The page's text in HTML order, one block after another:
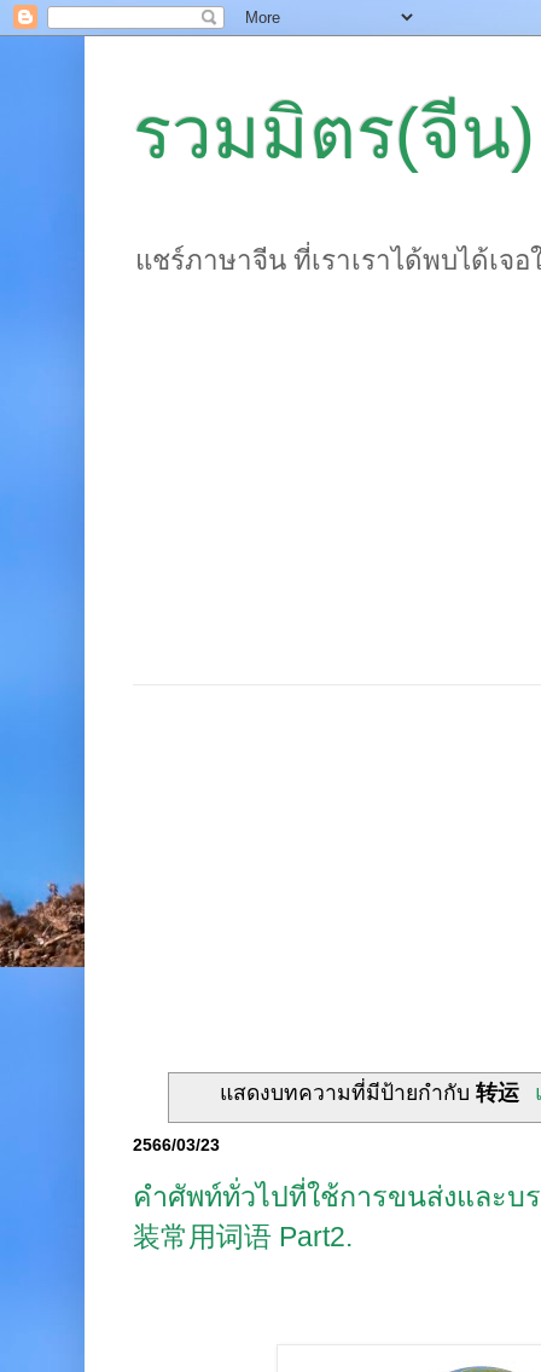
รวมมิตร(จีน)
แชร์ภาษาจีน ที่เราเราได้พบได้เจ
แสดงบทความที่มีป้ายกำกับ转运
2566/03/23
คำศัพท์ทั่วไปที่ใช้การขนส่งและบ
装常用词语 Part2.